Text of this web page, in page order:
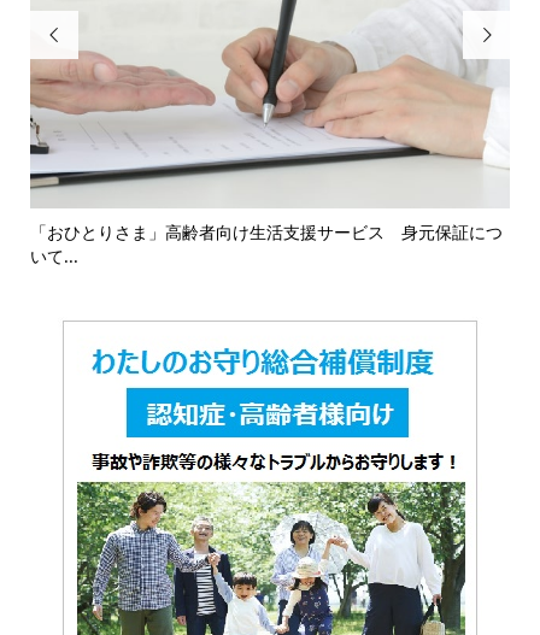

「おひとりさま」高齢者向け生活支援サービス 身元保証につ
いて...
